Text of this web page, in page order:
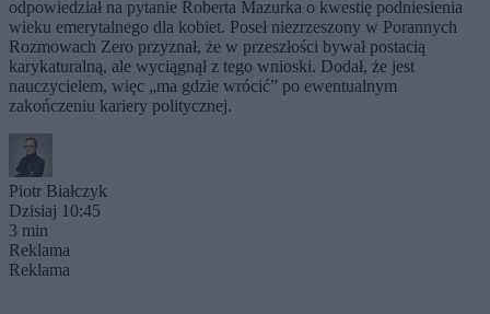
odpowiedział na pytanie Roberta Mazurka o kwestię podniesienia
wieku emerytalnego dla kobiet. Poseł niezrzeszony w Porannych
Rozmowach Zero przyznał, że w przeszłości bywał postacią
karykaturalną, ale wyciągnął z tego wnioski. Dodał, że jest
nauczycielem, więc „ma gdzie wrócić” po ewentualnym
zakończeniu kariery politycznej.
Piotr Białczyk
Dzisiaj 10:45
3 min
Reklama
Reklama